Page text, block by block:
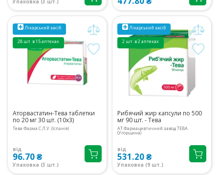
Упаковка (3 шт.)
Лікарський засіб
28 шт. в 15 аптеках
Аторвастатин-Тева таблетки
по 20 мг 30 шт. (10х3)
Тева Фарма С.Л.У. (Іспанія)
від
96.70 ₴
Упаковка (3 шт.)
Лікарський засіб
2 шт. в 2 аптеках
Рибячий жир капсули по 500
мг 90 шт. - Тева
АТ Фармацевтичний завод ТЕВА
(Угорщина)
від
531.20 ₴
Упаковка (9 шт.)